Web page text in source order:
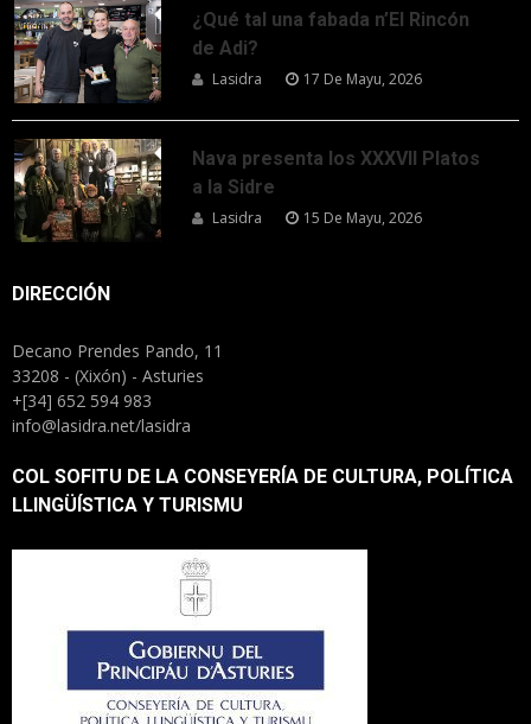
¿Qué tal una fabada n’El Rincón
de Adi?
Lasidra 17 De Mayu, 2026
Nava presenta los XXXVII Platos
a la Sidre
Lasidra 15 De Mayu, 2026
DIRECCIÓN
Decano Prendes Pando, 11
33208 - (Xixón) - Asturies
+[34] 652 594 983
info@lasidra.net/lasidra
COL SOFITU DE LA CONSEYERÍA DE CULTURA, POLÍTICA
LLINGÜÍSTICA Y TURISMU